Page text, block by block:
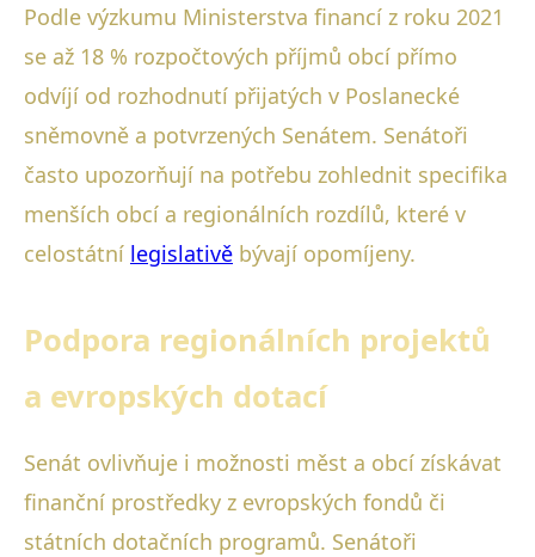
Podle výzkumu Ministerstva financí z roku 2021
se až 18 % rozpočtových příjmů obcí přímo
odvíjí od rozhodnutí přijatých v Poslanecké
sněmovně a potvrzených Senátem. Senátoři
často upozorňují na potřebu zohlednit specifika
menších obcí a regionálních rozdílů, které v
celostátní legislativě bývají opomíjeny.
Podpora regionálních projektů
a evropských dotací
Senát ovlivňuje i možnosti měst a obcí získávat
finanční prostředky z evropských fondů či
státních dotačních programů. Senátoři